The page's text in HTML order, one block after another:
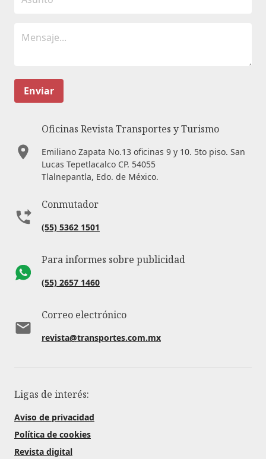
Enviar
Oficinas Revista Transportes y Turismo
Emiliano Zapata No.13 oficinas 9 y 10. 5to piso. San
Lucas Tepetlacalco CP. 54055
Tlalnepantla, Edo. de México.
Conmutador
(55) 5362 1501
Para informes sobre publicidad
(55) 2657 1460
Correo electrónico
revista@transportes.com.mx
Ligas de interés:
Aviso de privacidad
Política de cookies
Revista digital